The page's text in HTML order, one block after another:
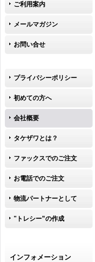
ご利用案内
メールマガジン
お問い合せ
プライバシーポリシー
初めての方へ
会社概要
タケザワとは？
ファックスでのご注文
お電話でのご注文
物流パートナーとして
"トレシー”の作成
インフォメーション